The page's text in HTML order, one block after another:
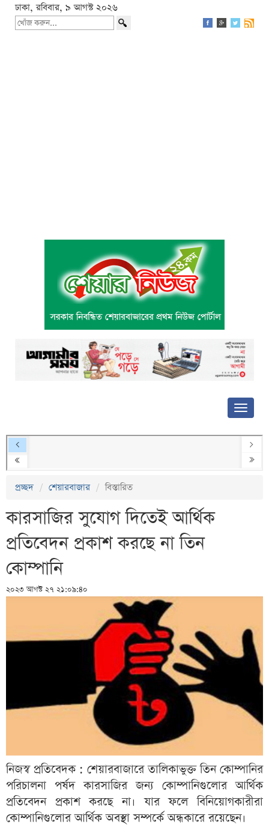
ঢাকা, রবিবার, ৯ আগস্ট ২০২৬
প্রচ্ছদ শেয়ারবাজার বিস্তারিত
কারসাজির সুযোগ দিতেই আর্থিক
প্রতিবেদন প্রকাশ করছে না তিন
কোম্পানি
২০২৩ আগস্ট ২৭ ২১:০৯:৪০
নিজস্ব প্রতিবেদক : শেয়ারবাজারে তালিকাভুক্ত তিন কোম্পানির
পরিচালনা পর্ষদ কারসাজির জন্য কোম্পানিগুলোর আর্থিক
প্রতিবেদন প্রকাশ করছে না। যার ফলে বিনিয়োগকারীরা
কোম্পানিগুলোর আর্থিক অবস্থা সম্পর্কে অন্ধকারে রয়েছেন।